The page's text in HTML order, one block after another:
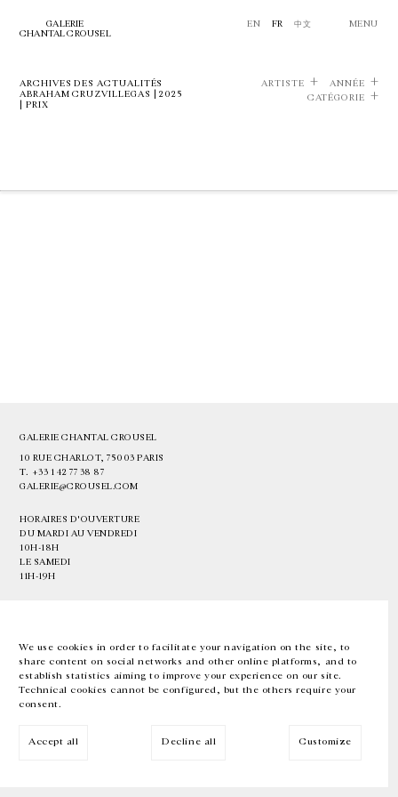
We use cookies in order to facilitate your navigation on the site, to
share content on social networks and other online platforms, and to
establish statistics aiming to improve your experience on our site.
Technical cookies cannot be configured, but the others require your
consent.
Accept all Decline all Customize
GALERIE
CHANTAL CROUSEL
EN FR 中文 MENU
ARCHIVES DES ACTUALITÉS
ABRAHAM CRUZVILLEGAS | 2025
| PRIX
ARTISTE
ANNÉE
CATÉGORIE
GALERIE CHANTAL CROUSEL
10 RUE CHARLOT, 75003 PARIS
T. +33 1 42 77 38 87
GALERIE@CROUSEL.COM
HORAIRES D'OUVERTURE
DU MARDI AU VENDREDI
10H-18H
LE SAMEDI
11H-19H
EN FR 中文 Facebook Instagram
Inscrivez-vous à notre newsletter